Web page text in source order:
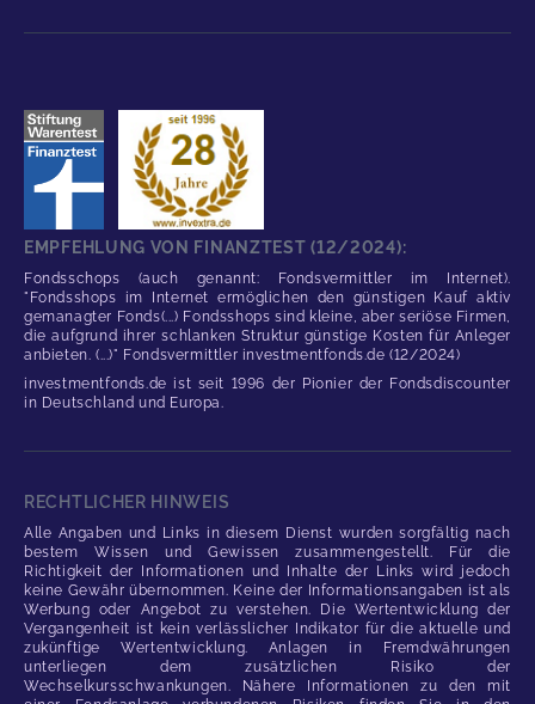
EMPFEHLUNG VON FINANZTEST (12/2024):
Fondsschops (auch genannt: Fondsvermittler im Internet).
"Fondsshops im Internet ermöglichen den günstigen Kauf aktiv
gemanagter Fonds(...) Fondsshops sind kleine, aber seriöse Firmen,
die aufgrund ihrer schlanken Struktur günstige Kosten für Anleger
anbieten. (...)" Fondsvermittler investmentfonds.de (12/2024)
investmentfonds.de ist seit 1996 der Pionier der Fondsdiscounter
in Deutschland und Europa.
RECHTLICHER HINWEIS
Alle Angaben und Links in diesem Dienst wurden sorgfältig nach
bestem Wissen und Gewissen zusammengestellt. Für die
Richtigkeit der Informationen und Inhalte der Links wird jedoch
keine Gewähr übernommen. Keine der Informationsangaben ist als
Werbung oder Angebot zu verstehen. Die Wertentwicklung der
Vergangenheit ist kein verlässlicher Indikator für die aktuelle und
zukünftige Wertentwicklung. Anlagen in Fremdwährungen
unterliegen dem zusätzlichen Risiko der
Wechselkursschwankungen. Nähere Informationen zu den mit